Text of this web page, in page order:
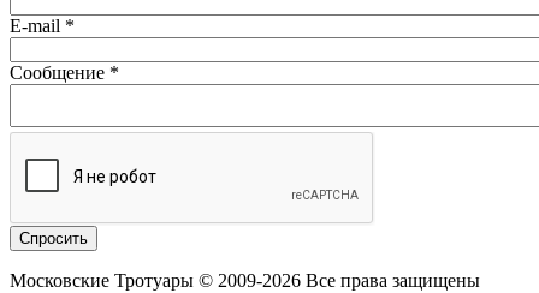
E-mail *
Сообщение *
Московские Тротуары © 2009-2026 Все права защищены